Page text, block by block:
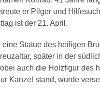
er Pilger und
ist der 21. April.
eine Statue des heiligen
später in der
auch die Holzfigur des
Kanzel stand, wurde